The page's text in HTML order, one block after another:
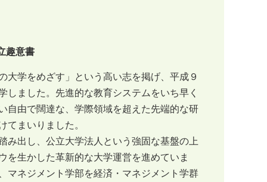
趣意書
学をめざす」という高い志を掲げ、平成９
ました。先進的な教育システムをいち早く
自由で闊達な、学際領域を超えた先端的な研
まいりました。
出し、公立大学法人という強固な基盤の上
生かした革新的な大学運営を進めていま
マネジメント学部を経済・マネジメント学群